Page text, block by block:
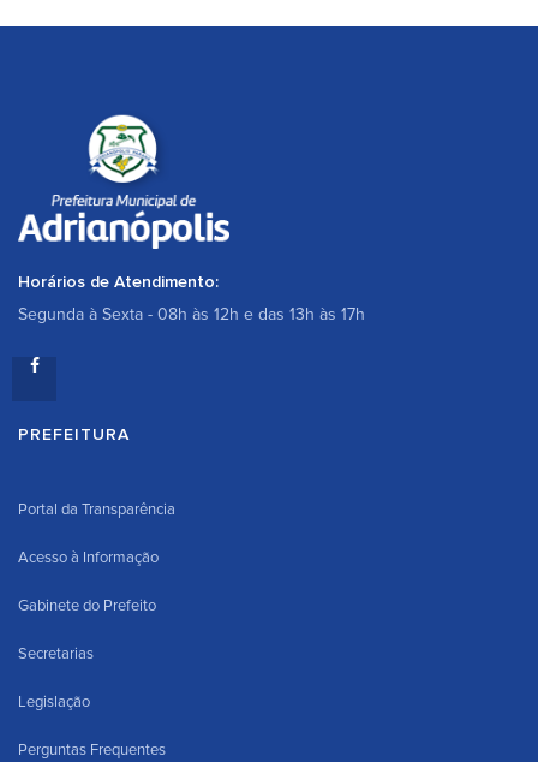
Horários de Atendimento:
Segunda à Sexta - 08h às 12h e das 13h às 17h
PREFEITURA
Portal da Transparência
Acesso à Informação
Gabinete do Prefeito
Secretarias
Legislação
Perguntas Frequentes